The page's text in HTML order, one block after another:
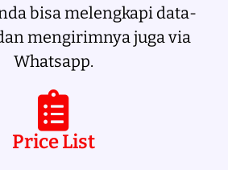
bisa melengkapi data-
mengirimnya juga via
Whatsapp.
Price List